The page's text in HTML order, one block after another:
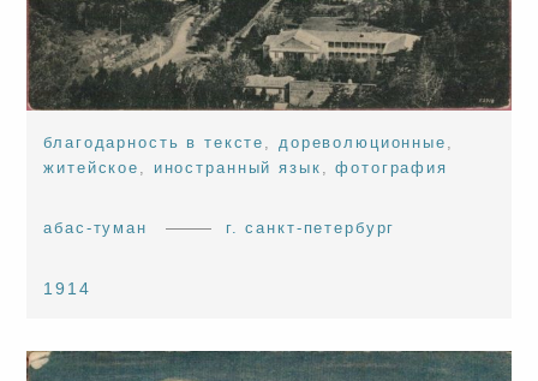
благодарность в тексте , дореволюционные ,
житейское , иностранный язык ,фотография
абас-туман г. санкт-петербург
1914